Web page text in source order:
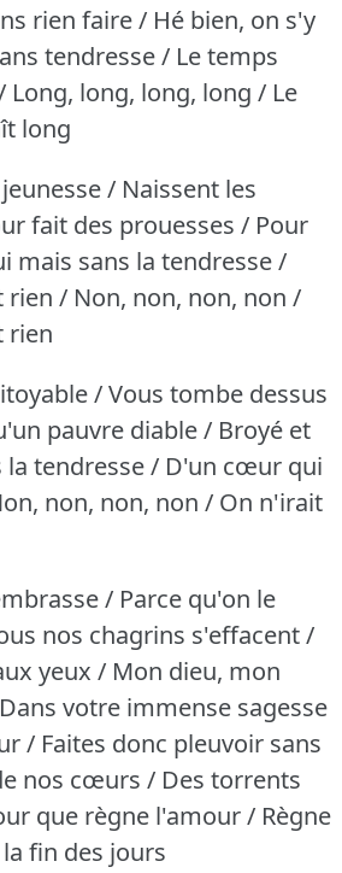
rien faire / Hé bien, on s'y
tendresse / Le temps
long, long, long / Le
long
/ Naissent les
fait des prouesses / Pour
mais sans la tendresse /
rien / Non, non, non, non /
rien
/ Vous tombe dessus
pauvre diable / Broyé et
la tendresse / D'un cœur qui
non, non, non / On n'irait
/ Parce qu'on le
nos chagrins s'effacent /
yeux / Mon dieu, mon
votre immense sagesse
/ Faites donc pleuvoir sans
nos cœurs / Des torrents
que règne l'amour / Règne
fin des jours